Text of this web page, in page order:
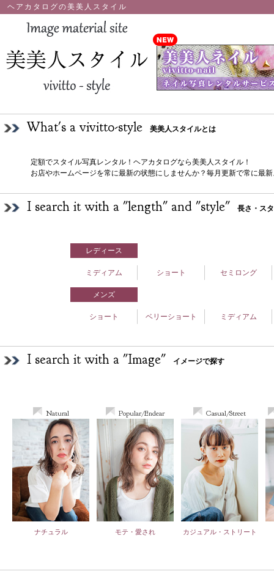
ヘアカタログの美美人スタイル
What's a vivitto-style 美美人スタイルとは
定額でスタイル写真レンタル！ヘアカタログなら美美人スタイル！
お店やホームページを常に最新の状態にしませんか？毎月更新で常に最
I search it with a "length" and "style" 長さ・ス
レディース
ミディアム ショート セミロング
メンズ
ショート ベリーショート ミディアム
I search it with a "Image" イメージで探す
Natural
ナチュラル
Popular/Endear
モテ・愛され
Casual/Street
カジュアル・ストリート